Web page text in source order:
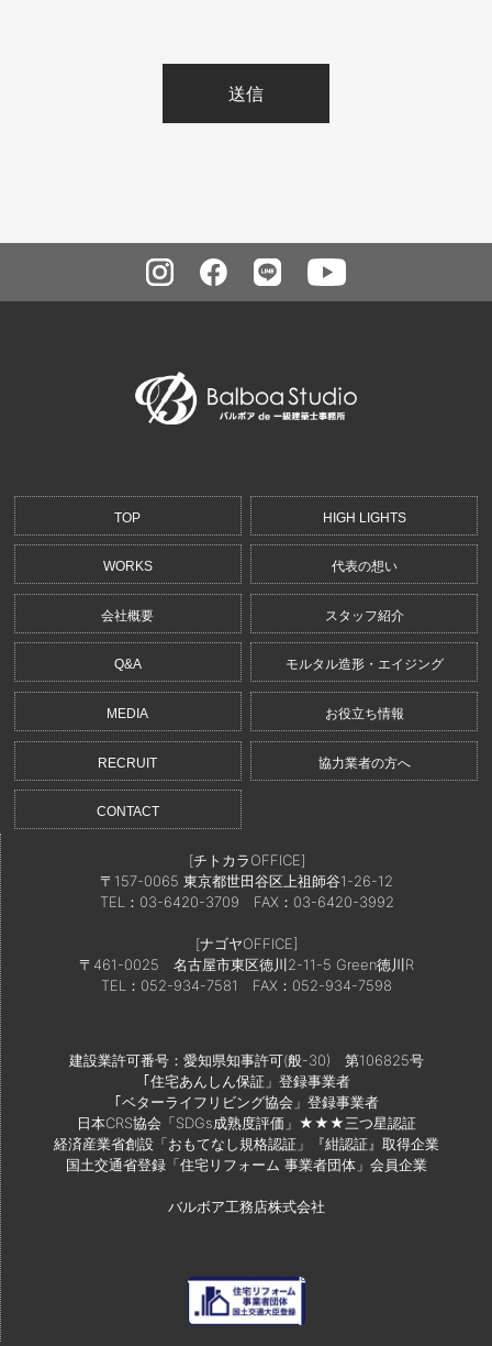
TOP HIGH LIGHTS
WORKS 代表の想い
会社概要 スタッフ紹介
Q&A モルタル造形・エイジング
MEDIA お役立ち情報
RECRUIT 協力業者の方へ
CONTACT
[チトカラOFFICE]
〒157-0065 東京都世田谷区上祖師谷1-26-12
TEL：03-6420-3709 FAX：03-6420-3992
[ナゴヤOFFICE]
〒461-0025 名古屋市東区徳川2-11-5 Green徳川R
TEL：052-934-7581
FAX：052-934-7598
建設業許可番号：愛知県知事許可(般-30) 第106825号
｢住宅あんしん保証」登録事業者
｢ベターライフリビング協会」登録事業者
日本CRS協会「SDGs成熟度評価」★★★三つ星認証
経済産業省創設「おもてなし規格認証」『紺認証』取得企業
国土交通省登録「住宅リフォーム 事業者団体」会員企業
バルボア工務店株式会社